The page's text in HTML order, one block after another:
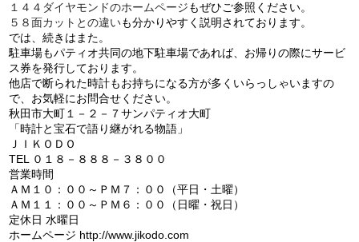
１４４ダイヤモンドのホームページもぜひご参照ください。
５８面カットとの違いも分かりやすく説明されております。
では、続きはまた。
駐車場もパティオ共同の地下駐車場であれば、お帰りの際にサービ
ス券を発行しております。
他店で断られた時計もお持ちになる方が多くいらっしゃいますの
で、お気軽にお問合せください。
秋田市大町１－２－７サンパティオ大町
「時計と宝石で語り継がれる物語」
ＪＩＫＯＤＯ
TEL ０１８－８８８－３８００
営業時間
ＡＭ１０：００～ＰＭ７：００（平日・土曜）
ＡＭ１１：００～ＰＭ６：００（日曜・祝日）
定休日 水曜日
ホームページ http://www.jikodo.com